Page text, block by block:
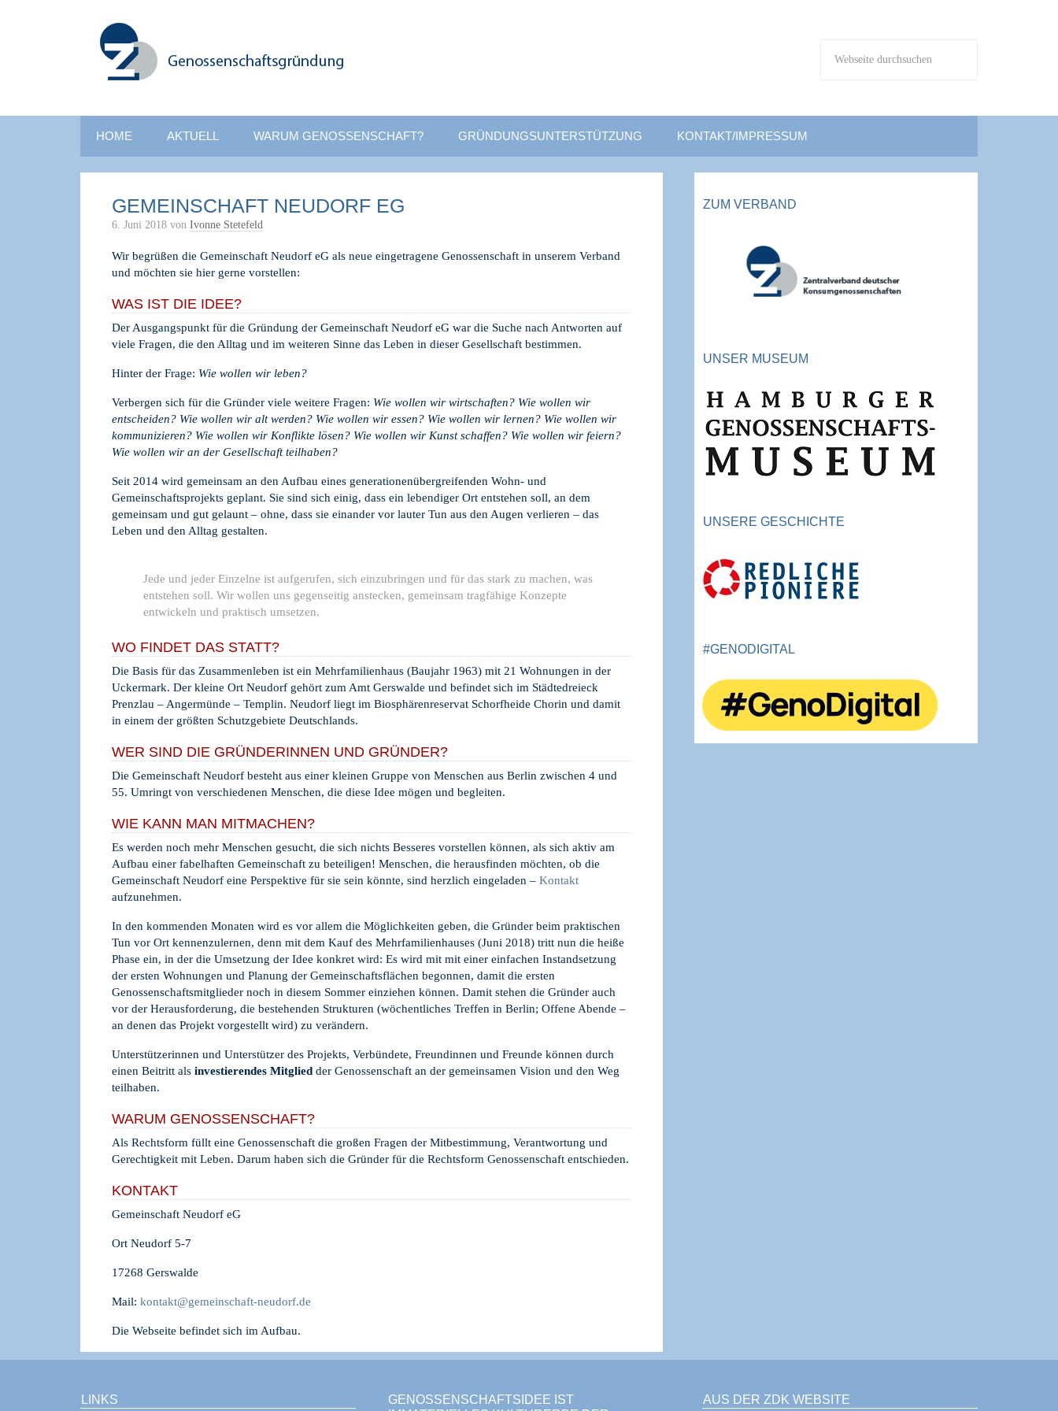
HOME AKTUELL WARUM GENOSSENSCHAFT? GRÜNDUNGSUNTERSTÜTZUNG KONTAKT/IMPRESSUM
GEMEINSCHAFT NEUDORF EG
6. Juni 2018 von Ivonne Stetefeld
Wir begrüßen die Gemeinschaft Neudorf eG als neue eingetragene Genossenschaft in unserem Verband
und möchten sie hier gerne vorstellen:
WAS IST DIE IDEE?
Der Ausgangspunkt für die Gründung der Gemeinschaft Neudorf eG war die Suche nach Antworten auf
viele Fragen, die den Alltag und im weiteren Sinne das Leben in dieser Gesellschaft bestimmen.
Hinter der Frage: Wie wollen wir leben?
Verbergen sich für die Gründer viele weitere Fragen: Wie wollen wir wirtschaften? Wie wollen wir
entscheiden? Wie wollen wir alt werden? Wie wollen wir essen? Wie wollen wir lernen? Wie wollen wir
kommunizieren? Wie wollen wir Konflikte lösen? Wie wollen wir Kunst schaffen? Wie wollen wir feiern?
Wie wollen wir an der Gesellschaft teilhaben?
Seit 2014 wird gemeinsam an den Aufbau eines generationenübergreifenden Wohn- und
Gemeinschaftsprojekts geplant. Sie sind sich einig, dass ein lebendiger Ort entstehen soll, an dem
gemeinsam und gut gelaunt – ohne, dass sie einander vor lauter Tun aus den Augen verlieren – das
Leben und den Alltag gestalten.
Jede und jeder Einzelne ist aufgerufen, sich einzubringen und für das stark zu machen, was
entstehen soll. Wir wollen uns gegenseitig anstecken, gemeinsam tragfähige Konzepte
entwickeln und praktisch umsetzen.
WO FINDET DAS STATT?
Die Basis für das Zusammenleben ist ein Mehrfamilienhaus (Baujahr 1963) mit 21 Wohnungen in der
Uckermark. Der kleine Ort Neudorf gehört zum Amt Gerswalde und befindet sich im Städtedreieck
Prenzlau – Angermünde – Templin. Neudorf liegt im Biosphärenreservat Schorfheide Chorin und damit
in einem der größten Schutzgebiete Deutschlands.
WER SIND DIE GRÜNDERINNEN UND GRÜNDER?
Die Gemeinschaft Neudorf besteht aus einer kleinen Gruppe von Menschen aus Berlin zwischen 4 und
55. Umringt von verschiedenen Menschen, die diese Idee mögen und begleiten.
WIE KANN MAN MITMACHEN?
Es werden noch mehr Menschen gesucht, die sich nichts Besseres vorstellen können, als sich aktiv am
Aufbau einer fabelhaften Gemeinschaft zu beteiligen! Menschen, die herausfinden möchten, ob die
Gemeinschaft Neudorf eine Perspektive für sie sein könnte, sind herzlich eingeladen – Kontakt
aufzunehmen.
In den kommenden Monaten wird es vor allem die Möglichkeiten geben, die Gründer beim praktischen
Tun vor Ort kennenzulernen, denn mit dem Kauf des Mehrfamilienhauses (Juni 2018) tritt nun die heiße
Phase ein, in der die Umsetzung der Idee konkret wird: Es wird mit mit einer einfachen Instandsetzung
der ersten Wohnungen und Planung der Gemeinschaftsflächen begonnen, damit die ersten
Genossenschaftsmitglieder noch in diesem Sommer einziehen können. Damit stehen die Gründer auch
vor der Herausforderung, die bestehenden Strukturen (wöchentliches Treffen in Berlin; Offene Abende –
an denen das Projekt vorgestellt wird) zu verändern.
Unterstützerinnen und Unterstützer des Projekts, Verbündete, Freundinnen und Freunde können durch
einen Beitritt als investierendes Mitglied der Genossenschaft an der gemeinsamen Vision und den Weg
teilhaben.
WARUM GENOSSENSCHAFT?
Als Rechtsform füllt eine Genossenschaft die großen Fragen der Mitbestimmung, Verantwortung und
Gerechtigkeit mit Leben. Darum haben sich die Gründer für die Rechtsform Genossenschaft entschieden.
KONTAKT
Gemeinschaft Neudorf eG
Ort Neudorf 5-7
17268 Gerswalde
Mail: kontakt@gemeinschaft-neudorf.de
Die Webseite befindet sich im Aufbau.
ZUM VERBAND
UNSER MUSEUM
UNSERE GESCHICHTE
#GENODIGITAL
LINKS
GENOSSENSCHAFTSIDEE IST
AUS DER ZDK WEBSITE